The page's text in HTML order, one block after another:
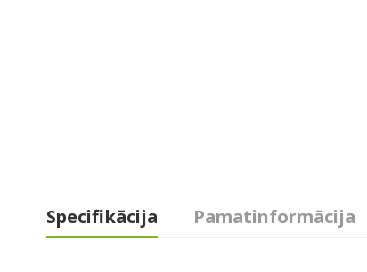
Specifikācija Pamatinformācija